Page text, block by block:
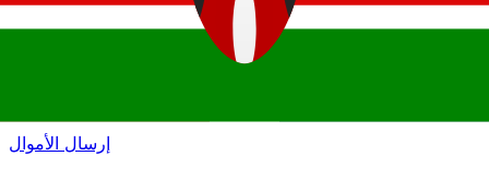
إكس إي (Xe) لتحويلات الأموال الدولية
إرسال الأموال